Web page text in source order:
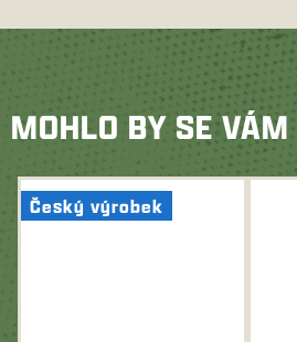
MOHLO BY SE
Český výrobek